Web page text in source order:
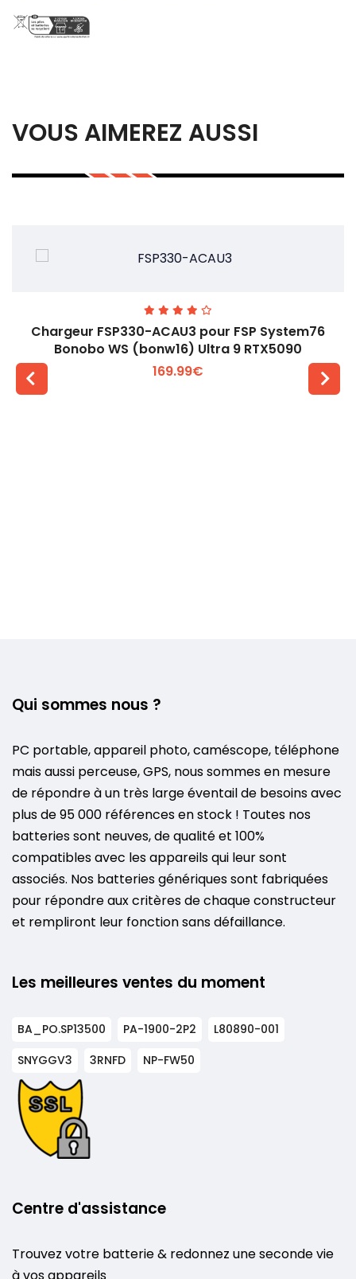
VOUS AIMEREZ AUSSI
Chargeur FSP330-ACAU3 pour FSP System76
Bonobo WS (bonw16) Ultra 9 RTX5090
169.99€
Qui sommes nous ?
PC portable, appareil photo, caméscope, téléphone
mais aussi perceuse, GPS, nous sommes en mesure
de répondre à un très large éventail de besoins avec
plus de 95 000 références en stock ! Toutes nos
batteries sont neuves, de qualité et 100%
compatibles avec les appareils qui leur sont
associés. Nos batteries génériques sont fabriquées
pour répondre aux critères de chaque constructeur
et rempliront leur fonction sans défaillance.
Les meilleures ventes du moment
BA_PO.SP13500 PA-1900-2P2
L80890-001
SNYGGV3
3RNFD NP-FW50
Centre d'assistance
Trouvez votre batterie & redonnez une seconde vie